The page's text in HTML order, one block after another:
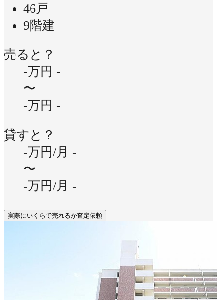
46戸
9階建
売ると？
-万円 -
〜
-万円 -
貸すと？
-万円/月 -
〜
-万円/月 -
実際にいくらで売れるか査定依頼